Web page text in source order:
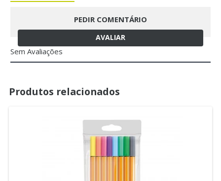
PEDIR COMENTÁRIO
AVALIAR
Sem Avaliações
Produtos relacionados